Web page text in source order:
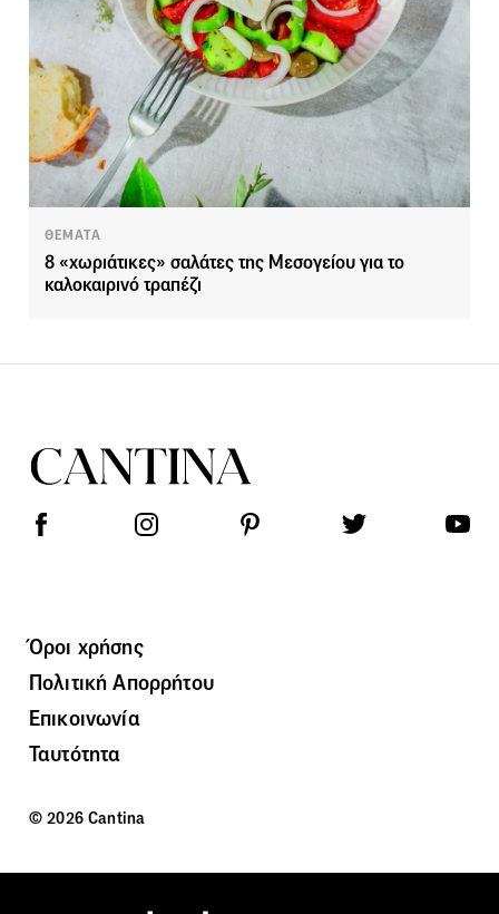
ΘΕΜΑΤΑ
8 «χωριάτικες» σαλάτες της Μεσογείου για το
καλοκαιρινό τραπέζι
Όροι χρήσης
Πολιτική Απορρήτου
Επικοινωνία
Ταυτότητα
© 2026 Cantina